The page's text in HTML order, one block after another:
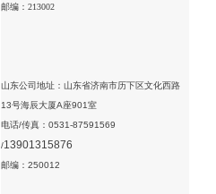
邮编：213002
山东公司地址：山东省济南市历下区文化西路
13号海辰大厦A座901室
电话/传真：0531-87591569
/13901315876
邮编：250012